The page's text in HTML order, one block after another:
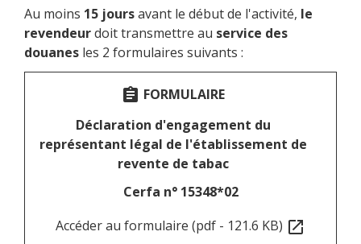
Au moins 15 joursavant le début de l'activité, le
revendeurdoit transmettre au service des
douanes les 2 formulaires suivants :
assignment FORMULAIRE
Déclaration d'engagement du
représentant légal de l'établissement de
revente de tabac
Cerfa n° 15348*02
Accéder au formulaire (pdf - 121.6 KB) open_in_new